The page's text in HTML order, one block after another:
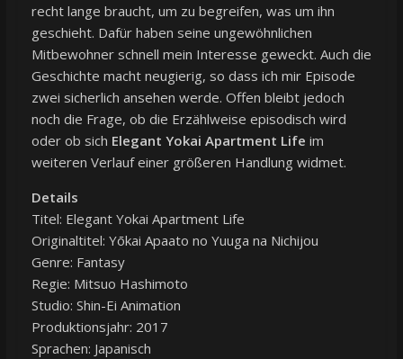
recht lange braucht, um zu begreifen, was um ihn
geschieht. Dafür haben seine ungewöhnlichen
Mitbewohner schnell mein Interesse geweckt. Auch die
Geschichte macht neugierig, so dass ich mir Episode
zwei sicherlich ansehen werde. Offen bleibt jedoch
noch die Frage, ob die Erzählweise episodisch wird
oder ob sich Elegant Yokai Apartment Life im
weiteren Verlauf einer größeren Handlung widmet.
Details
Titel: Elegant Yokai Apartment Life
Originaltitel: Yōkai Apaato no Yuuga na Nichijou
Genre: Fantasy
Regie: Mitsuo Hashimoto
Studio: Shin-Ei Animation
Produktionsjahr: 2017
Sprachen: Japanisch